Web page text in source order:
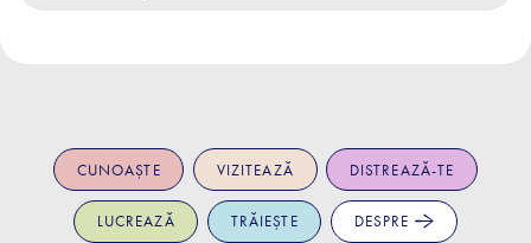
CUNOAȘTE VIZITEAZĂ DISTREAZĂ-TE
LUCREAZĂ TRĂIEȘTE DESPRE